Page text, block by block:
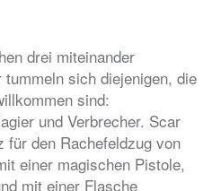
drei miteinander
sich diejenigen, die
sind:
und Verbrecher. Scar
für den Rachefeldzug von
einer magischen Pistole,
mit einer Flasche